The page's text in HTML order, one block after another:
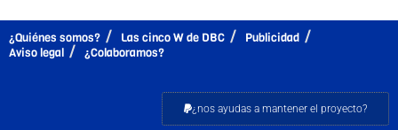
¿Quiénes somos? Las cinco W de DBC
Publicidad
Aviso legal
¿Colaboramos?
¿nos ayudas a mantener el proyecto?